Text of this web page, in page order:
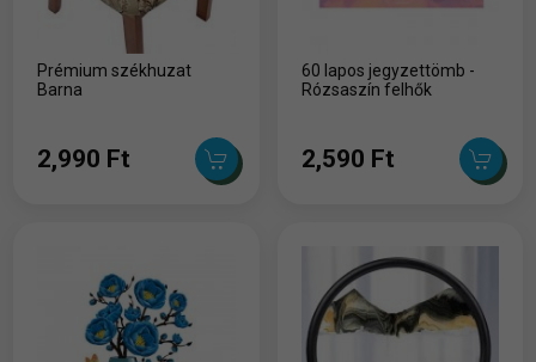
Prémium székhuzat
Barna
2,990 Ft
60 lapos jegyzettömb -
Rózsaszín felhők
2,590 Ft